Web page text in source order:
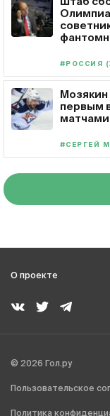
#РОССИЯ
Мозякин
первым
#СЕРГЕЙ
О проекте
© 2026 Гол.ру
Пользовательское
Политика